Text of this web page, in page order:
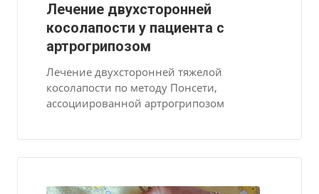
Лечение двухсторонней
косолапости у пациента с
артрогрипозом
Лечение двухсторонней тяжелой
косолапости по методу Понсети,
ассоциированной артрогрипозом